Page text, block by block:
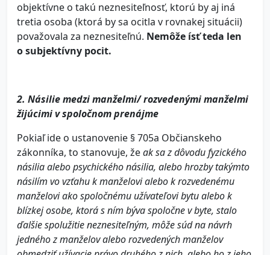
objektívne o takú neznesiteľnosť, ktorú by aj iná
tretia osoba (ktorá by sa ocitla v rovnakej situácii)
považovala za neznesiteľnú. Nemôže ísť teda len
o subjektívny pocit.
2. Násilie medzi manželmi/ rozvedenými manželmi
žijúcimi v spoločnom prenájme
Pokiaľ ide o ustanovenie § 705a Občianskeho
zákonníka, to stanovuje, žeak sa z dôvodu fyzického
násilia alebo psychického násilia, alebo hrozby takýmto
násilím vo vzťahu k manželovi alebo k rozvedenému
manželovi ako spoločnému užívateľovi bytu alebo k
blízkej osobe, ktorá s ním býva spoločne v byte, stalo
ďalšie spolužitie neznesiteľným, môže súd na návrh
jedného z manželov alebo rozvedených manželov